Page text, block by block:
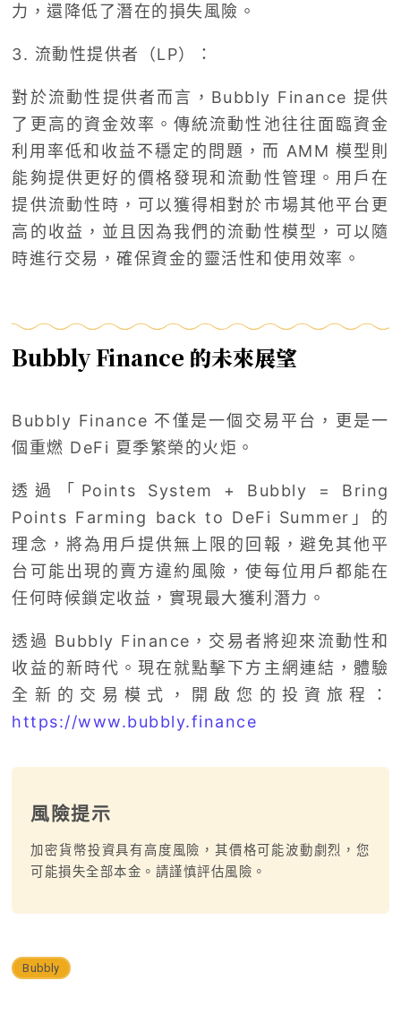
力，還降低了潛在的損失風險。
3. 流動性提供者（LP）：
對於流動性提供者而言，Bubbly Finance 提供
了更高的資金效率。傳統流動性池往往面臨資金
利用率低和收益不穩定的問題，而 AMM 模型則
能夠提供更好的價格發現和流動性管理。用戶在
提供流動性時，可以獲得相對於市場其他平台更
高的收益，並且因為我們的流動性模型，可以隨
時進行交易，確保資金的靈活性和使用效率。
Bubbly Finance 的未來展望
Bubbly Finance 不僅是一個交易平台，更是一
個重燃 DeFi 夏季繁榮的火炬。
透過「Points System + Bubbly = Bring
Points Farming back to DeFi Summer」的
理念，將為用戶提供無上限的回報，避免其他平
台可能出現的賣方違約風險，使每位用戶都能在
任何時候鎖定收益，實現最大獲利潛力。
透過 Bubbly Finance，交易者將迎來流動性和
收益的新時代。現在就點擊下方主網連結，體驗
全新的交易模式，開啟您的投資旅程：
https://www.bubbly.finance
風險提示
加密貨幣投資具有高度風險，其價格可能波動劇烈，您
可能損失全部本金。請謹慎評估風險。
Bubbly